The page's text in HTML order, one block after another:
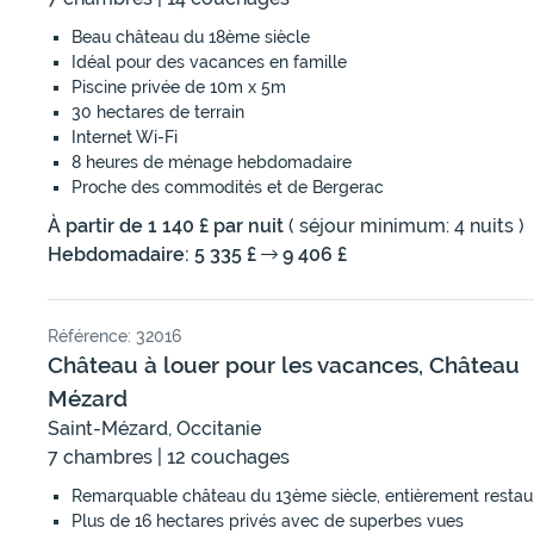
Beau château du 18ème siècle
Idéal pour des vacances en famille
Piscine privée de 10m x 5m
30 hectares de terrain
Internet Wi-Fi
8 heures de ménage hebdomadaire
Proche des commodités et de Bergerac
À partir de 1 140 £ par nuit ( séjour minimum: 4 nuits )
Hebdomadaire: 5 335 £
9 406 £
Référence: 32016
Château à louer pour les vacances, Château
Mézard
Saint-Mézard, Occitanie
7 chambres | 12 couchages
Remarquable château du 13ème siècle, entièrement
Plus de 16 hectares privés avec de superbes vues